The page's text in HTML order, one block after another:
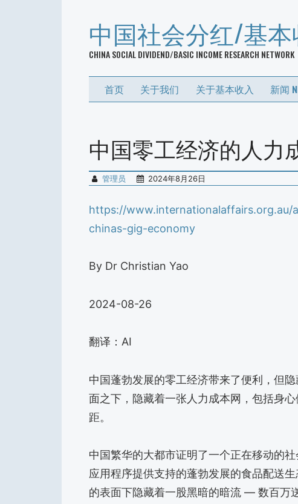
中国社会分红/基
CHINA SOCIAL DIVIDEND/BASIC INCOME RESEARCH NETWORK
首页 关于我们 关于基本收入 新闻
中国零工经济的人力
管理员 2024年8月26日
https://
chinas-gig-economy
By Dr Christian Yao
2024-08-26
翻译：AI
中国蓬勃发展的零工经济带来了便利，但
面之下，隐藏着一张人力成本网，包括身
距。
中国繁华的大都市证明了一个正在移动的
应用程序提供支持的蓬勃发展的食品配送
的表面下隐藏着一股黑暗的暗流 — 数百万